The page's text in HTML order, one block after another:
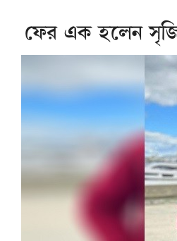
ফের এক হলেন